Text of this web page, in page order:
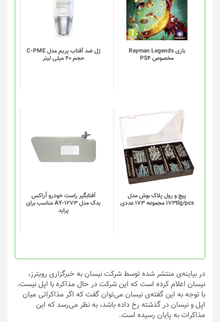
بازی Rayman Legends
مخصوص PS4
ژل ضد آفتاب پریم مدل C-PME
حجم 40 میلی لیتر
پیچ و رول پلاک بوش مدل
173tlg/pcs مجموعه 173 عددی
محصول
دارای
انواع
مختلفی
می
باشد.
گزینه
ها
محصول
شوند
آفتابگیر راست خودرو آٰراکس
یدک مدل AY-1273 مناسب برای
پراید
محصول
دارای
انواع
مختلفی
گزینه
ها
محصول
انتخاب
شوند
در بیاینه‌ی منتشر شده توسط شرکت نیسان به خبرگزاری رویترز،
نیسان اعلام کرده است که این شرکت در حال مذاکره با اپل نیست.
با توجه به این گفته‌ی نیسان می‌توان گفت که اگر مذاکراتی میان
اپل و نیسان در گذشته رخ داده باشد، به نظر می‌رسد که این
مذاکرات به پایان رسیده است.